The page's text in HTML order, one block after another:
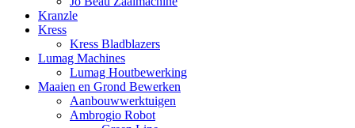
Kranzle
Kress
Kress Bladblazers
Lumag Machines
Lumag Houtbewerking
Maaien en Grond Bewerken
Aanbouwwerktuigen
Ambrogio Robot